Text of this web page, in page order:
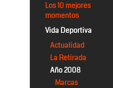
Los 10 mejores
momentos
Vida Deportiva
Actualidad
La Retirada
Año 2008
Marcas